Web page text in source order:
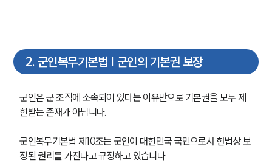
2. 군인복무기본법 | 군인의 기본권 보장
군인은 군 조직에 소속되어 있다는 이유만으로 기본권을 모두 제
한받는 존재가 아닙니다.
군인복무기본법 제10조는 군인이 대한민국 국민으로서 헌법상 보
장된 권리를 가진다고 규정하고 있습니다.